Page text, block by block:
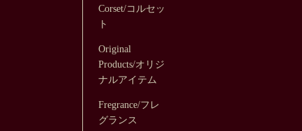
Corset/コルセッ
ト
Original
Products/オリジ
ナルアイテム
Fregrance/フレ
グランス